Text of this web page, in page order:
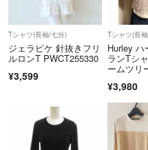
Tシャツ(長袖/七分)
ジェラピケ 針抜きフリ
ルロンT PWCT255330
¥3,599
Tシャツ(長
Hurley
ランTシ
ームツリ
¥3,980